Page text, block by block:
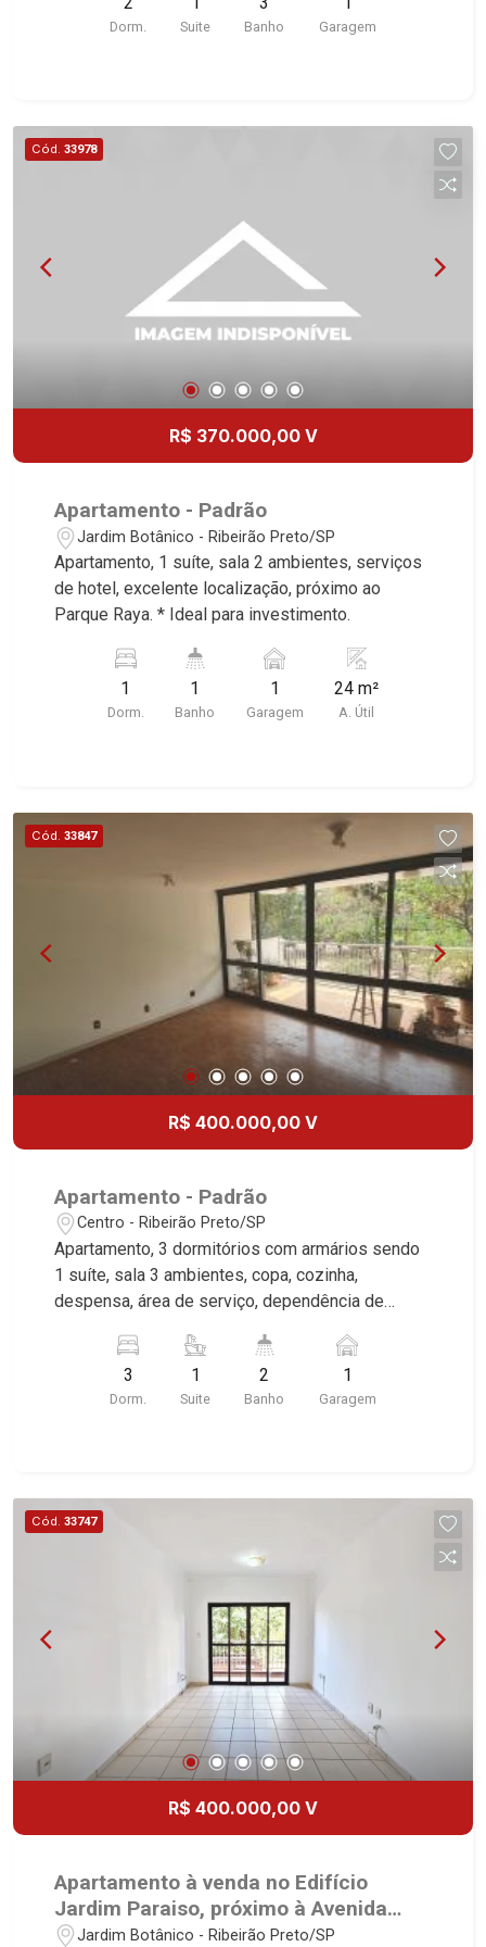
Dorm. Suite Banho Garagem
Cód. 33978
R$ 370.000,00 V
Apartamento - Padrão
Jardim Botânico - Ribeirão Preto/SP
Apartamento, 1 suíte, sala 2 ambientes, serviços
de hotel, excelente localização, próximo ao
Parque Raya. * Ideal para investimento.
1
Dorm.
1
Banho
1
Garagem
24 m²
A. Útil
Cód. 33847
R$ 400.000,00 V
Apartamento - Padrão
Centro - Ribeirão Preto/SP
Apartamento, 3 dormitórios com armários sendo
1 suíte, sala 3 ambientes, copa, cozinha,
despensa, área de serviço, dependência de
localização, próximo a Catedral.
3
Dorm.
1
Suite
2
Banho
1
Garagem
Cód. 33747
R$ 400.000,00 V
Apartamento à venda no Edifício
Jardim Paraiso, próximo à Avenida
Wladimir Meirelles Ferreira - Ribeirão
Jardim Botânico - Ribeirão Preto/SP